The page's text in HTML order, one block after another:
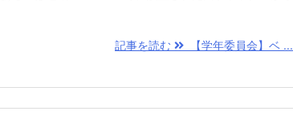
記事を読む 【学年委員会】ベ ...